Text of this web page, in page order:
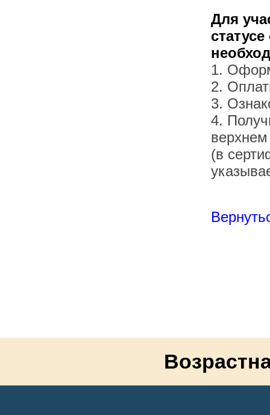
Для
1.
2.
3.
4.
(в